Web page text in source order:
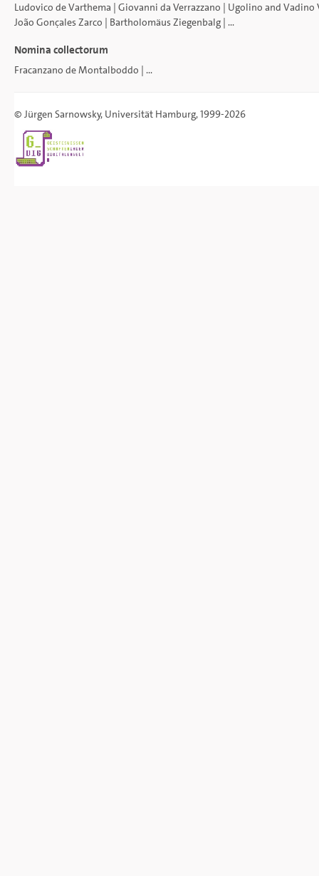
Ludovico de Varthema | Giovanni da Verrazzano | Ugolino and Vadino
João Gonçales Zarco | Bartholomäus Ziegenbalg | ...
Nomina collectorum
Fracanzano de Montalboddo | ...
© Jürgen Sarnowsky, Universität Hamburg, 1999-2026